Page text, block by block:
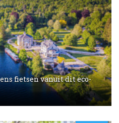
fietsen vanuit dit eco-